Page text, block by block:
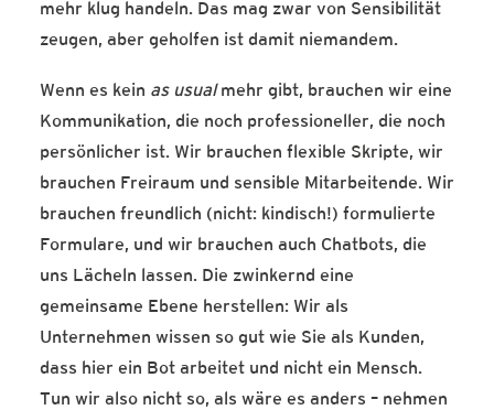
mehr klug handeln. Das mag zwar von Sensibilität
zeugen, aber geholfen ist damit niemandem.
Wenn es kein as usualmehr gibt, brauchen wir eine
Kommunikation, die noch professioneller, die noch
persönlicher ist. Wir brauchen flexible Skripte, wir
brauchen Freiraum und sensible Mitarbeitende. Wir
brauchen freundlich (nicht: kindisch!) formulierte
Formulare, und wir brauchen auch Chatbots, die
uns Lächeln lassen. Die zwinkernd eine
gemeinsame Ebene herstellen: Wir als
Unternehmen wissen so gut wie Sie als Kunden,
dass hier ein Bot arbeitet und nicht ein Mensch.
Tun wir also nicht so, als wäre es anders – nehmen